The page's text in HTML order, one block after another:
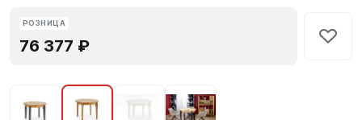
РОЗНИЦА
76 377 ₽